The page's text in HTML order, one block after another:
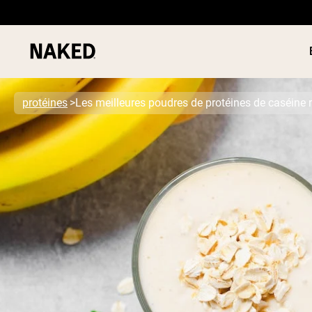
Termes de recherche populaires
”Protein Powder“
”Overnight Oats“
”Vegan protein“
”Collagen“
”Micellar Casein“
protéines Les meilleures poudres de protéines de caséine